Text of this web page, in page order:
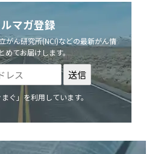
マガ登録
がん研究所(NCI)などの最新がん情
めてお届けします。
ぐ」を利用しています。